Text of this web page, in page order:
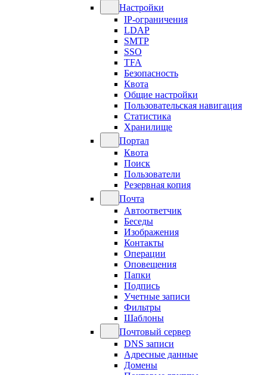
Настройки
IP-ограничения
LDAP
SMTP
SSO
TFA
Безопасность
Квота
Общие настройки
Пользовательская навигация
Статистика
Хранилище
Портал
Квота
Поиск
Пользователи
Резервная копия
Почта
Автоответчик
Беседы
Изображения
Контакты
Операции
Оповещения
Папки
Подпись
Учетные записи
Фильтры
Шаблоны
Почтовый сервер
DNS записи
Адресные данные
Домены